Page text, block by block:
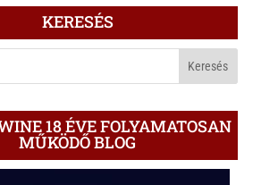
k
KERESÉS
18 ÉVE FOLYAMATOSAN
MŰKÖDŐ BLOG